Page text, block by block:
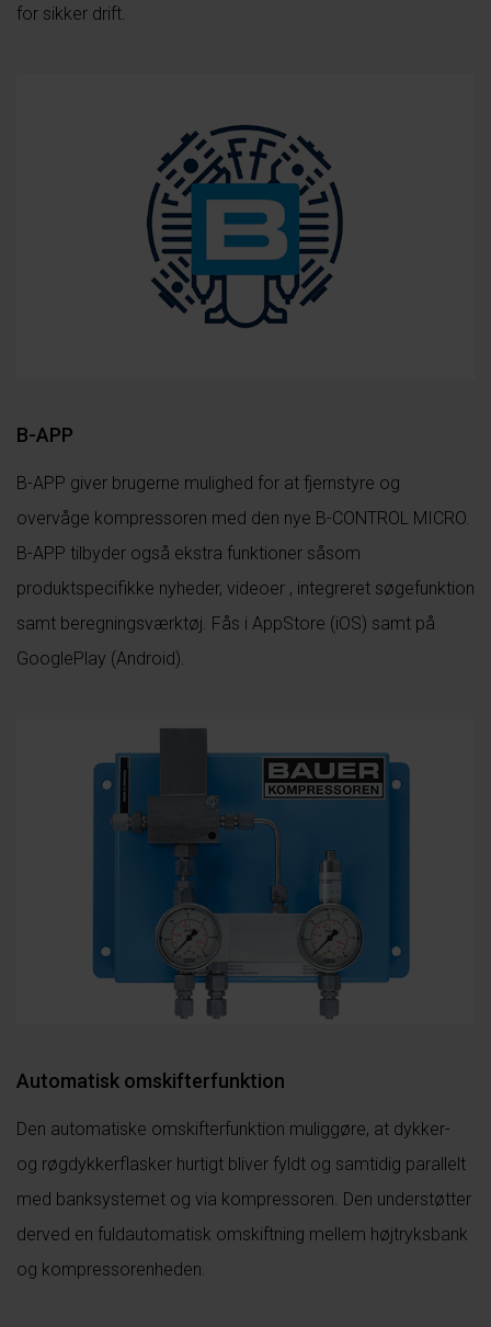
for sikker drift.
B-APP
B-APP giver brugerne mulighed for at fjernstyre og
overvåge kompressoren med den nye B-CONTROL MICRO.
B-APP tilbyder også ekstra funktioner såsom
produktspecifikke nyheder, videoer , integreret søgefunktion
samt beregningsværktøj. Fås i AppStore (iOS) samt på
GooglePlay (Android).
Automatisk omskifterfunktion
Den automatiske omskifterfunktion muliggøre, at dykker-
og røgdykkerflasker hurtigt bliver fyldt og samtidig parallelt
med banksystemet og via kompressoren. Den understøtter
derved en fuldautomatisk omskiftning mellem højtryksbank
og kompressorenheden.